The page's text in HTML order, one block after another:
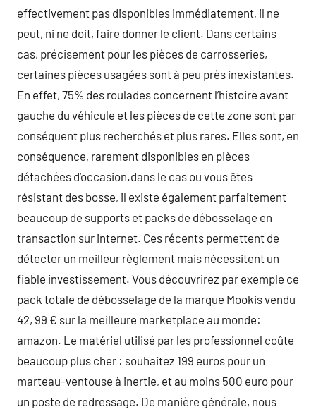
effectivement pas disponibles immédiatement, il ne
peut, ni ne doit, faire donner le client. Dans certains
cas, précisement pour les pièces de carrosseries,
certaines pièces usagées sont à peu près inexistantes.
En effet, 75% des roulades concernent l’histoire avant
gauche du véhicule et les pièces de cette zone sont par
conséquent plus recherchés et plus rares. Elles sont, en
conséquence, rarement disponibles en pièces
détachées d’occasion.dans le cas ou vous êtes
résistant des bosse, il existe également parfaitement
beaucoup de supports et packs de débosselage en
transaction sur internet. Ces récents permettent de
détecter un meilleur règlement mais nécessitent un
fiable investissement. Vous découvrirez par exemple ce
pack totale de débosselage de la marque Mookis vendu
42, 99 € sur la meilleure marketplace au monde:
amazon. Le matériel utilisé par les professionnel coûte
beaucoup plus cher : souhaitez 199 euros pour un
marteau-ventouse à inertie, et au moins 500 euro pour
un poste de redressage. De manière générale, nous